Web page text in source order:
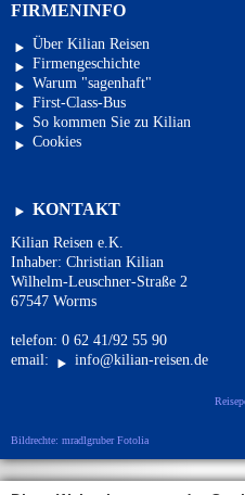
FIRMENINFO
Über Kilian Reisen
Firmengeschichte
Warum "sagenhaft"
First-Class-Bus
So kommen Sie zu Kilian
Cookies
KONTAKT
Kilian Reisen e.K.
Inhaber: Christian Kilian
Wilhelm-Leuschner-Straße 2
67547 Worms
telefon: 0 62 41/92 55 90
email:
info@kilian-reisen.de
Bildrechte: mradlgruber Fotolia